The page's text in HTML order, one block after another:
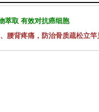
萃取 有效对抗癌细胞
腰背疼痛，防治骨质疏松立竿